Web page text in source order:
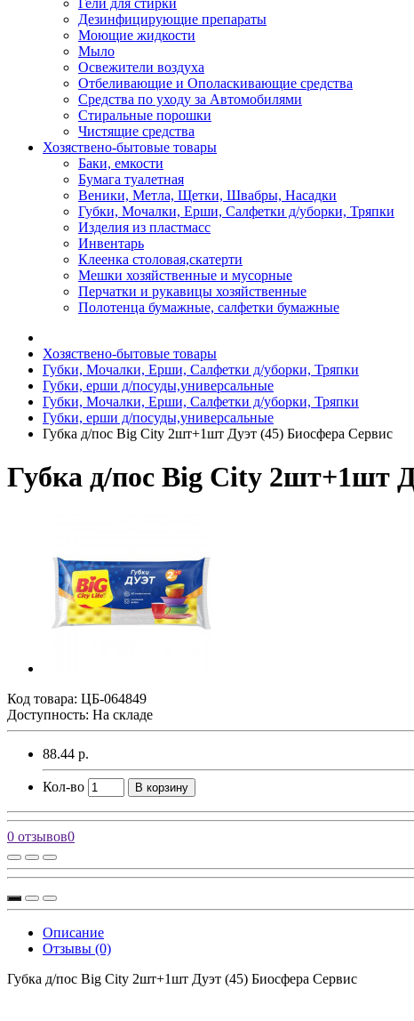
Гели для стирки
Дезинфицирующие препараты
Моющие жидкости
Мыло
Освежители воздуха
Отбеливающие и Ополаскивающие средства
Средства по уходу за Автомобилями
Стиральные порошки
Чистящие средства
Хозяствено-бытовые товары
Баки, емкости
Бумага туалетная
Веники, Метла, Щетки, Швабры, Насадки
Губки, Мочалки, Ерши, Салфетки д/уборки, Тряпки
Изделия из пластмасс
Инвентарь
Клеенка столовая,скатерти
Мешки хозяйственные и мусорные
Перчатки и рукавицы хозяйственные
Полотенца бумажные, салфетки бумажные
Хозяствено-бытовые товары
Губки, Мочалки, Ерши, Салфетки д/уборки, Тряпки
Губки, ерши д/посуды,универсальные
Губки, Мочалки, Ерши, Салфетки д/уборки, Тряпки
Губки, ерши д/посуды,универсальные
Губка д/пос Big City 2шт+1шт Дуэт (45) Биосфера Сервис
Губка д/пос Big City 2шт+1шт
Код товара: ЦБ-064849
Доступность: На складе
88.44 р.
Кол-во В корзину
0 отзывов0
Описание
Отзывы (0)
Губка д/пос Big City 2шт+1шт Дуэт (45) Биосфера Сервис